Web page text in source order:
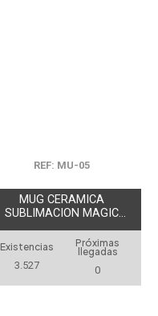
REF: MU-05
MUG CERAMICA
SUBLIMACION MAGIC
Existencias
3.527
Próximas
llegadas
0